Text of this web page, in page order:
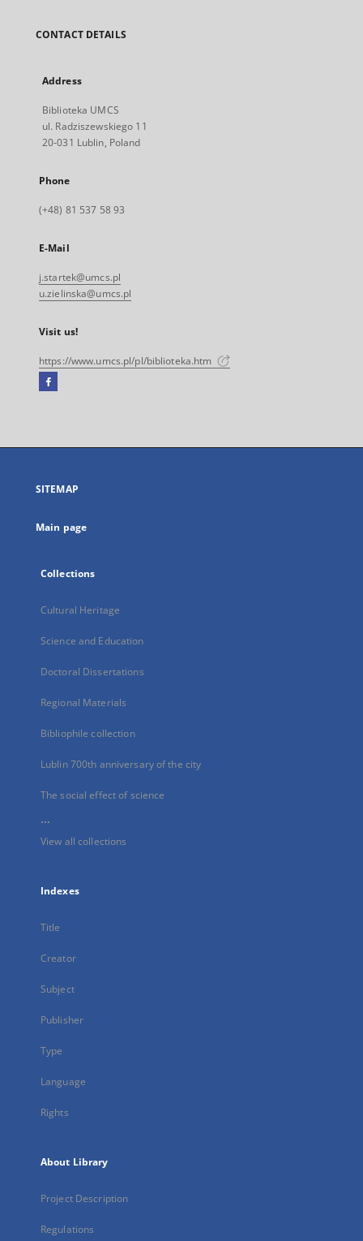
CONTACT DETAILS
Address
Biblioteka UMCS
ul. Radziszewskiego 11
20-031 Lublin, Poland
Phone
(+48) 81 537 58 93
E-Mail
j.startek@umcs.pl
u.zielinska@umcs.pl
Visit us!
https://www.umcs.pl/pl/biblioteka.htm
Facebook
open
new
SITEMAP
Main page
Collections
Cultural Heritage
Science and Education
Doctoral Dissertations
Regional Materials
Bibliophile collection
Lublin 700th anniversary of the city
The social effect of science
...
View all collections
Indexes
Title
Creator
Subject
Publisher
Type
Language
Rights
About Library
Project Description
Regulations